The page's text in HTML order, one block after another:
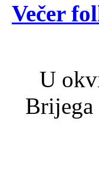
Večer
U
Brijega